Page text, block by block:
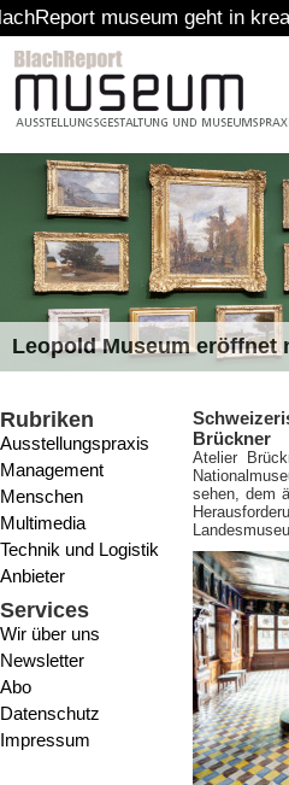
geht in kreative Pause
Leopold Museum eröffnet
Rubriken
Ausstellungspraxis
Management
Menschen
Multimedia
Technik und Logistik
Anbieter
Services
Wir über uns
Newsletter
Abo
Datenschutz
Impressum
Brückner
Atelier
sehen, dem